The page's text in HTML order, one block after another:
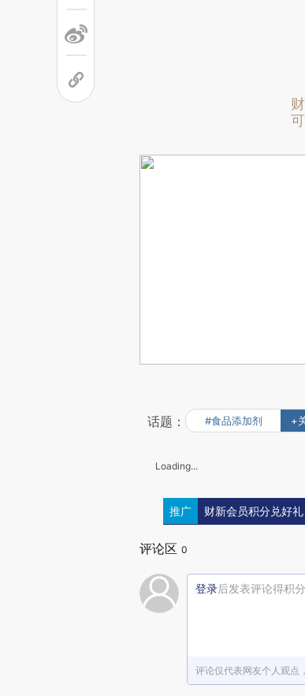
话题： #食品添加剂 +
Loading...
推广 财新会员积分兑好礼
评论区 0
登录后发表评论得积分
评论仅代表网友个人观点